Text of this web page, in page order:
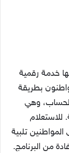
خدمة رقمية
بطريقة
وهي
للاستعلام
تلبية
من البرنامج.